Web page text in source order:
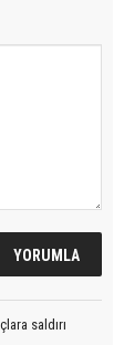
saldırı